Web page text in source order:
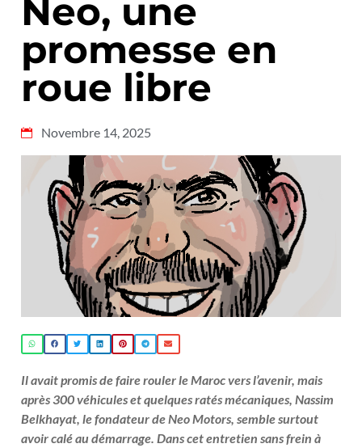
Neo, une
promesse en
roue libre
Novembre 14, 2025
Il avait promis de faire rouler le Maroc vers l’avenir, mais
après 300 véhicules et quelques ratés mécaniques, Nassim
Belkhayat, le fondateur de Neo Motors, semble surtout
avoir calé au démarrage. Dans cet entretien sans frein à